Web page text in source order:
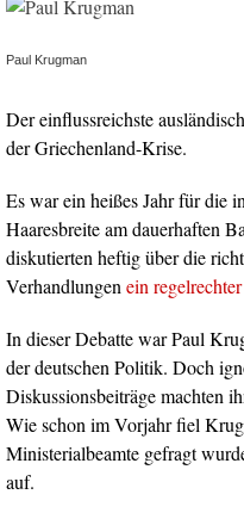
Paul Krugman
Der einflussreichste
der Griechenland-Krise.
Es war ein heißes Jahr für die
Haaresbreite am dauerhaften
diskutierten heftig über die
Verhandlungen ein
In dieser Debatte war Paul
der deutschen Politik. Doch
Diskussionsbeiträge machten
Wie schon im Vorjahr fiel
Ministerialbeamte gefragt
auf.